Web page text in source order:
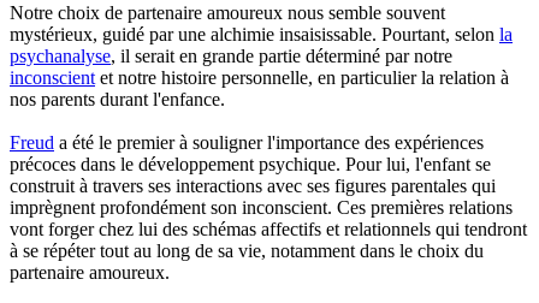
Notre choix de partenaire amoureux nous semble souvent
mystérieux, guidé par une alchimie insaisissable. Pourtant, selon la
psychanalyse, il serait en grande partie déterminé par notre
inconscient et notre histoire personnelle, en particulier la relation à
nos parents durant l'enfance.
Freud a été le premier à souligner l'importance des expériences
précoces dans le développement psychique. Pour lui, l'enfant se
construit à travers ses interactions avec ses figures parentales qui
imprègnent profondément son inconscient. Ces premières relations
vont forger chez lui des schémas affectifs et relationnels qui tendront
à se répéter tout au long de sa vie, notamment dans le choix du
partenaire amoureux.